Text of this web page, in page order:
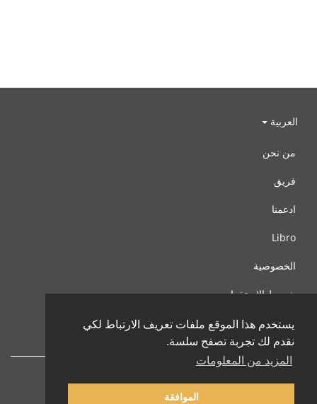
يستخدم هذا الموقع ملفات تعريف الارتباط لكي
نقدم لك تجربة تصفح سلسة.
المزيد من المعلومات
الموافقة
العربية
من نحن
فريق
ادعمنا
Libro
الخصوصية
شروط الإستخدام
اتصل بنا